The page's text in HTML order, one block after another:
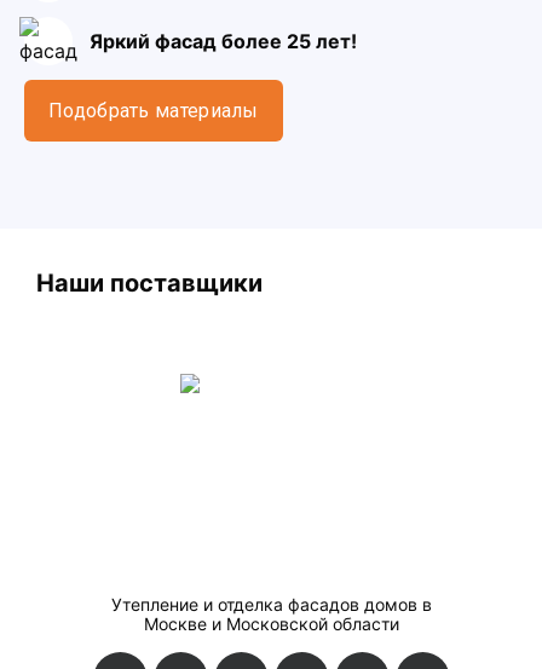
Яркий фасад более 25 лет!
Подобрать материалы
Наши поставщики
Утепление и отделка фасадов домов в
Москве и Московской области